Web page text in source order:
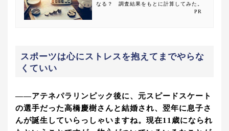
なる？ 調査結果をもとに計算してみた。
PR
スポーツは心にストレスを抱えてまでやらな
くていい
――アテネパラリンピック後に、元スピードスケート
の選手だった高橋慶樹さんと結婚され、翌年に息子さ
んが誕生していらっしゃいますね。現在11歳になられ